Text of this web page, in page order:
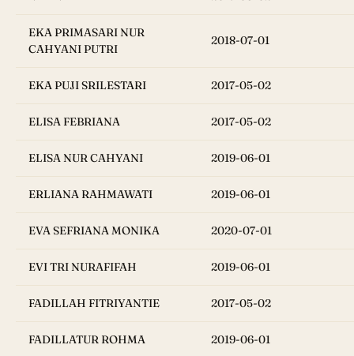
EKA PRIMASARI NUR
CAHYANI PUTRI
2018-07-01
EKA PUJI SRILESTARI 2017-05-02
ELISA FEBRIANA 2017-05-02
ELISA NUR CAHYANI 2019-06-01
ERLIANA RAHMAWATI 2019-06-01
EVA SEFRIANA MONIKA 2020-07-01
EVI TRI NURAFIFAH 2019-06-01
FADILLAH FITRIYANTIE 2017-05-02
FADILLATUR ROHMA 2019-06-01